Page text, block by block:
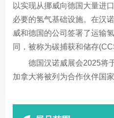
以实现从挪威向德国大量进
必要的氢气基础设施。在汉
威和德国的公司签署了运输
同，被称为碳捕获和储存
德国汉诺威展会2025将
加拿大将被列为合作伙伴国家